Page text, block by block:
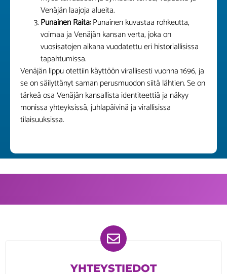
Venäjän laajoja alueita.
Punainen Raita:Punainen kuvastaa rohkeutta,
voimaa ja Venäjän kansan verta, joka on
vuosisatojen aikana vuodatettu eri historiallisissa
tapahtumissa.
Venäjän lippu otettiin käyttöön virallisesti vuonna 1696, ja
se on säilyttänyt saman perusmuodon siitä lähtien. Se on
tärkeä osa Venäjän kansallista identiteettiä ja näkyy
monissa yhteyksissä, juhlapäivinä ja virallisissa
tilaisuuksissa.
YHTEYSTIEDOT